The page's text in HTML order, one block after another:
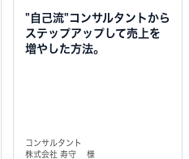
"自己流"コンサルタントから
ステップアップして売上を
増やした方法。
コンサルタント
株式会社 寿守 様